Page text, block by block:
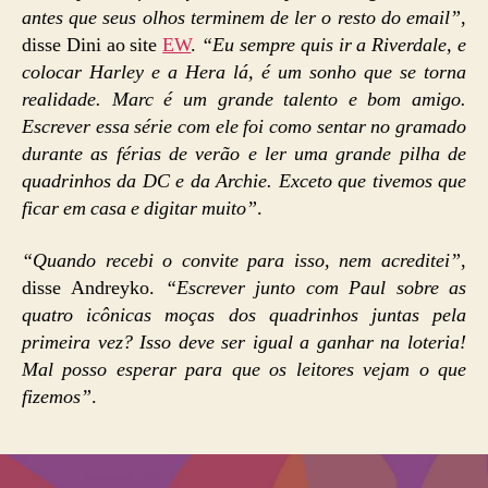
antes que seus olhos terminem de ler o resto do email”,
disse Dini ao siteEW. “Eu sempre quis ir a Riverdale, e
colocar Harley e a Hera lá, é um sonho que se torna
realidade. Marc é um grande talento e bom amigo.
Escrever essa série com ele foi como sentar no gramado
durante as férias de verão e ler uma grande pilha de
quadrinhos da DC e da Archie. Exceto que tivemos que
ficar em casa e digitar muito”.
“Quando recebi o convite para isso, nem acreditei”,
disse Andreyko. “Escrever junto com Paul sobre as
quatro icônicas moças dos quadrinhos juntas pela
primeira vez? Isso deve ser igual a ganhar na loteria!
Mal posso esperar para que os leitores vejam o que
fizemos”.